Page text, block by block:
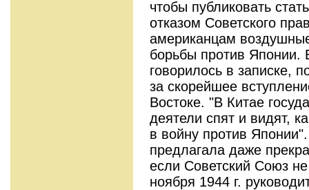
чтобы публиковать
отказом Советского
американцам
борьбы против Японии.
говорилось в записке,
за скорейшее
Востоке. "В Китае
деятели спят и видят,
в войну против
предлагала даже
если Советский Союз
ноября 1944 г.